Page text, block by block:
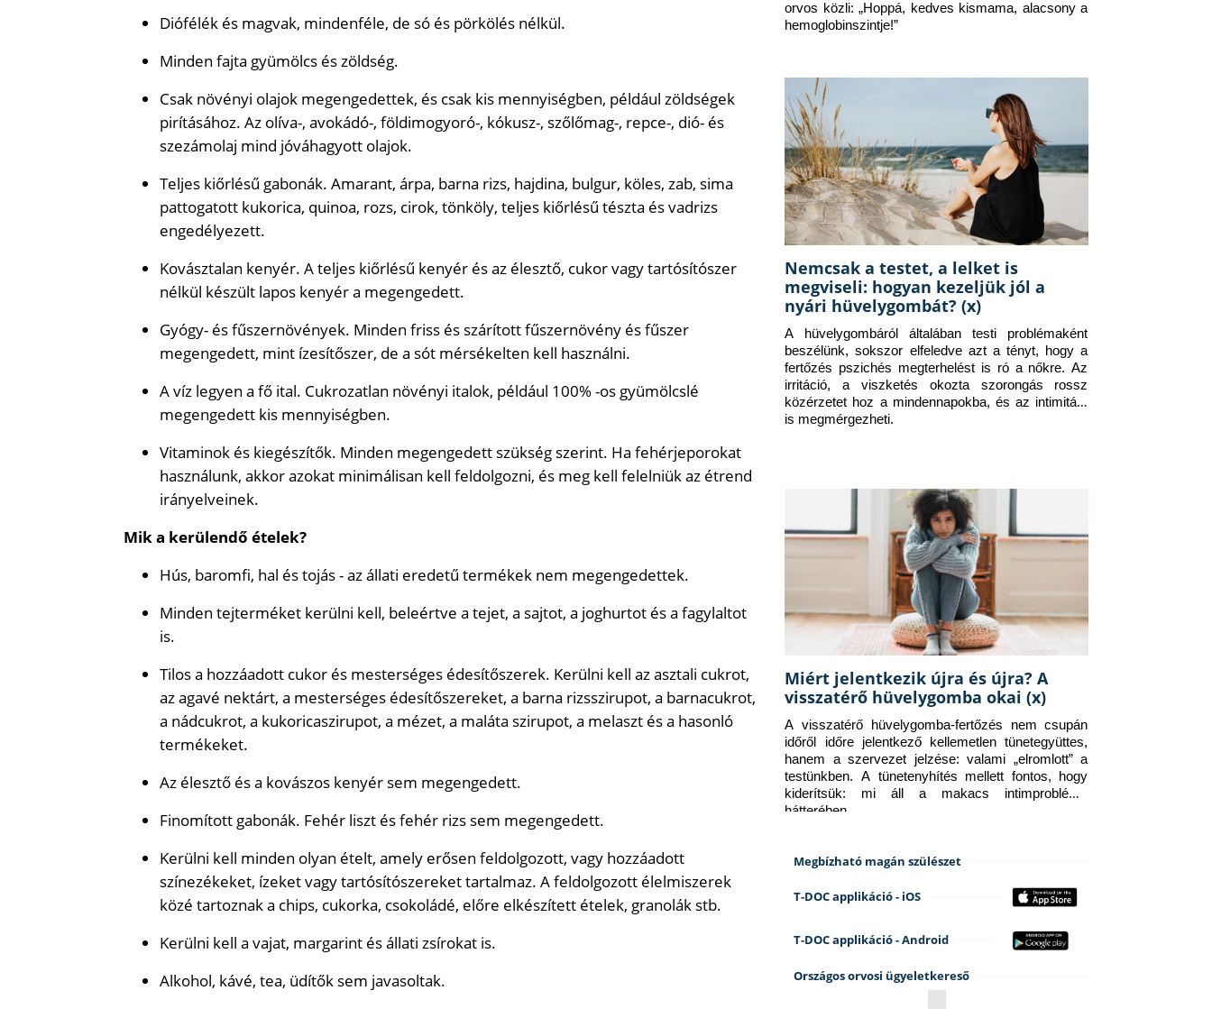
Diófélék és magvak, mindenféle, de só és pörkölés nélkül.
Minden fajta gyümölcs és zöldség.
Csak növényi olajok megengedettek, és csak kis mennyiségben, például zöldségek
pirításához. Az olíva-, avokádó-, földimogyoró-, kókusz-, szőlőmag-, repce-, dió- és
szezámolaj mind jóváhagyott olajok.
Teljes kiőrlésű gabonák. Amarant, árpa, barna rizs, hajdina, bulgur, köles, zab, sima
pattogatott kukorica, quinoa, rozs, cirok, tönköly, teljes kiőrlésű tészta és vadrizs
engedélyezett.
Kovásztalan kenyér. A teljes kiőrlésű kenyér és az élesztő, cukor vagy tartósítószer
nélkül készült lapos kenyér a megengedett.
Gyógy- és fűszernövények. Minden friss és szárított fűszernövény és fűszer
megengedett, mint ízesítőszer, de a sót mérsékelten kell használni.
A víz legyen a fő ital. Cukrozatlan növényi italok, például 100% -os gyümölcslé
megengedett kis mennyiségben.
Vitaminok és kiegészítők. Minden megengedett szükség szerint. Ha fehérjeporokat
használunk, akkor azokat minimálisan kell feldolgozni, és meg kell felelniük az étrend
irányelveinek.
Mik a kerülendő ételek?
Hús, baromfi, hal és tojás - az állati eredetű termékek nem megengedettek.
Minden tejterméket kerülni kell, beleértve a tejet, a sajtot, a joghurtot és a fagylaltot
is.
Tilos a hozzáadott cukor és mesterséges édesítőszerek. Kerülni kell az asztali cukrot,
az agavé nektárt, a mesterséges édesítőszereket, a barna rizsszirupot, a barnacukrot,
a nádcukrot, a kukoricaszirupot, a mézet, a maláta szirupot, a melaszt és a hasonló
termékeket.
Az élesztő és a kovászos kenyér sem megengedett.
Finomított gabonák. Fehér liszt és fehér rizs sem megengedett.
Kerülni kell minden olyan ételt, amely erősen feldolgozott, vagy hozzáadott
színezékeket, ízeket vagy tartósítószereket tartalmaz. A feldolgozott élelmiszerek
közé tartoznak a chips, cukorka, csokoládé, előre elkészített ételek, granolák stb.
Kerülni kell a vajat, margarint és állati zsírokat is.
Alkohol, kávé, tea, üdítők sem javasoltak.
orvos közli: „Hoppá, kedves kismama, alacsony a
hemoglobinszintje!”
Nemcsak a testet, a lelket is
megviseli: hogyan kezeljük jól a
nyári hüvelygombát? (x)
A hüvelygombáról általában testi problémaként
beszélünk, sokszor elfeledve azt a tényt, hogy a
fertőzés pszichés megterhelést is ró a nőkre. Az
irritáció, a viszketés okozta szorongás rossz
közérzetet hoz a mindennapokba, és az intimitást
is megmérgezheti.
Miért jelentkezik újra és újra? A
visszatérő hüvelygomba okai (x)
A visszatérő hüvelygomba-fertőzés nem csupán
időről időre jelentkező kellemetlen tünetegyüttes,
hanem a szervezet jelzése: valami „elromlott” a
testünkben. A tünetenyhítés mellett fontos, hogy
kiderítsük: mi áll a makacs intimprobléma
hátterében.
Megbízható magán szülészet
T-DOC applikáció - iOS
T-DOC applikáció - Android
Országos orvosi ügyeletkereső